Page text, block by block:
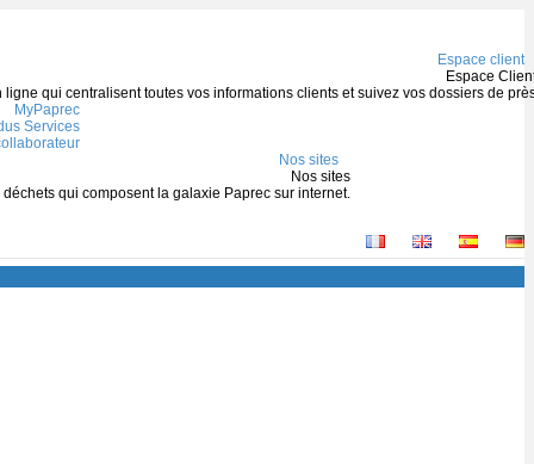
Espace client
Espace
qui centralisent toutes vos informations clients et suivez vos dossiers de
MyPaprec
Services
Nos sites
Nos sites
qui composent la galaxie Paprec sur internet.